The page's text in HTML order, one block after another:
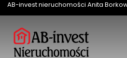
AB-invest nieruchomości Anita